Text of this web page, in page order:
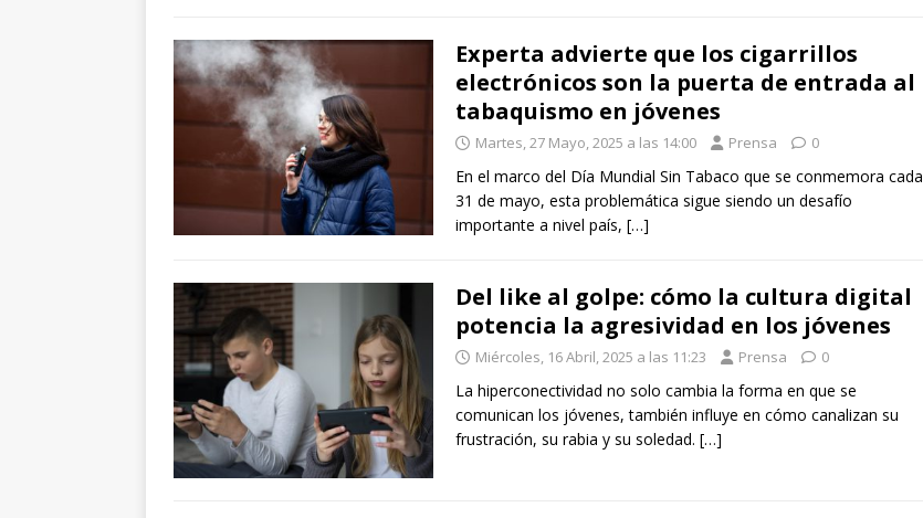
Experta advierte que los cigarrillos
electrónicos son la puerta de entrada al
tabaquismo en jóvenes
Martes, 27 Mayo, 2025 a las 14:00 Prensa 0
En el marco del Día Mundial Sin Tabaco que se conmemora cada
31 de mayo, esta problemática sigue siendo un desafío
importante a nivel país, […]
Del like al golpe: cómo la cultura digital
potencia la agresividad en los jóvenes
Miércoles, 16 Abril, 2025 a las 11:23 Prensa 0
La hiperconectividad no solo cambia la forma en que se
comunican los jóvenes, también influye en cómo canalizan su
frustración, su rabia y su soledad. […]